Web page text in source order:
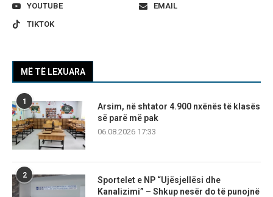
YOUTUBE
EMAIL
TIKTOK
MË TË LEXUARA
1
Arsim, në shtator 4.900 nxënës të klasës
së parë më pak
06.08.2026 17:33
2
Sportelet e NP “Ujësjellësi dhe
Kanalizimi” – Shkup nesër do të punojnë